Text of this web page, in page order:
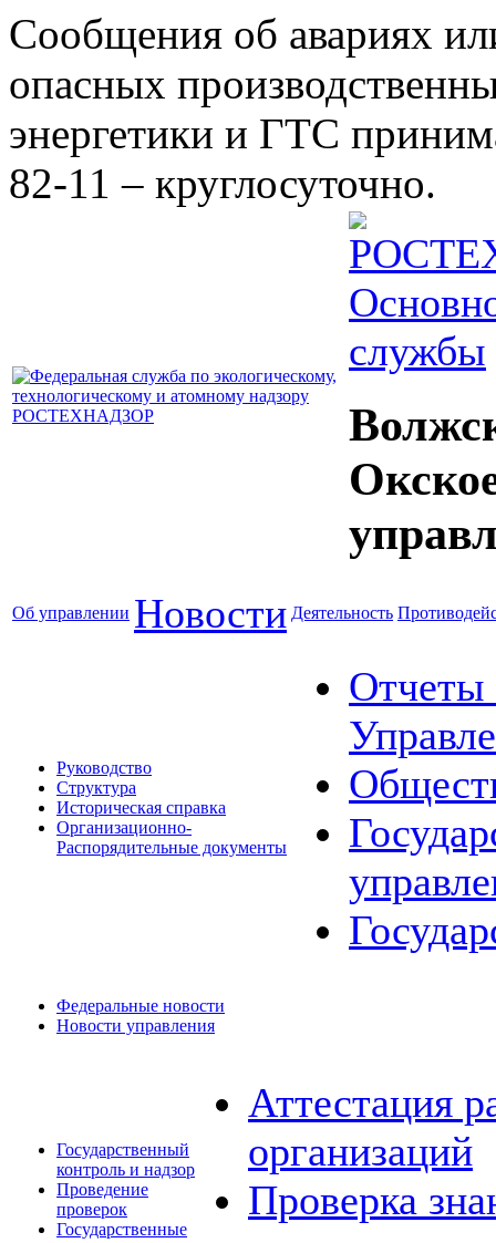
Сообщения об авариях
опасных
энергетики и ГТС
82-11 – круглосуточно.
службы
Об управлении Новости Деятельность
Руководство
Структура
Историческая справка
Организационно-
Распорядительные документы
Отчеты
Федеральные новости
Новости управления
Государственный
контроль и надзор
Проведение
проверок
Государственные
Аттестация
организаций
Проверка